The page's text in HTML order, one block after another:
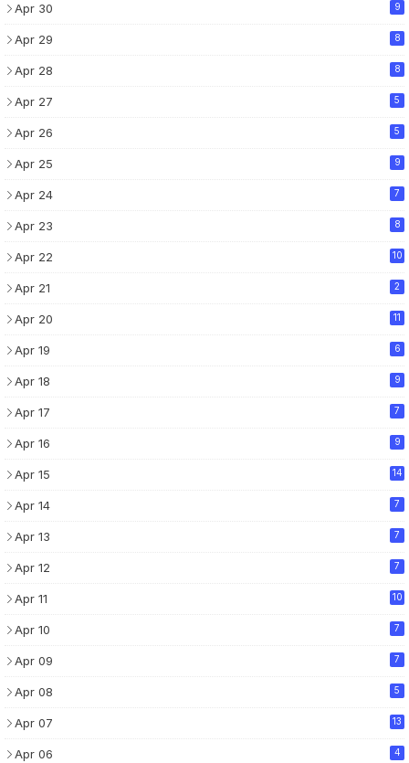
Apr 30 9
Apr 29 8
Apr 28 8
Apr 27 5
Apr 26 5
Apr 25 9
Apr 24 7
Apr 23 8
Apr 22 10
Apr 21 2
Apr 20 11
Apr 19 6
Apr 18 9
Apr 17 7
Apr 16 9
Apr 15 14
Apr 14 7
Apr 13 7
Apr 12 7
Apr 11 10
Apr 10 7
Apr 09 7
Apr 08 5
Apr 07 13
Apr 06 4